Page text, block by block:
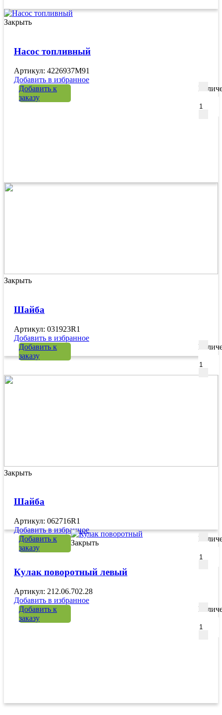
Закрыть
Насос топливный
Артикул: 4226937M91
Добавить в избранное
Добавить к
заказу
Закрыть
Шайба
Артикул: 031923R1
Добавить в избранное
Добавить к
заказу
Закрыть
Шайба
Артикул: 062716R1
Добавить в избранное
Добавить к
заказу
Закрыть
Кулак поворотный левый
Артикул: 212.06.702.28
Добавить в избранное
Добавить к
заказу